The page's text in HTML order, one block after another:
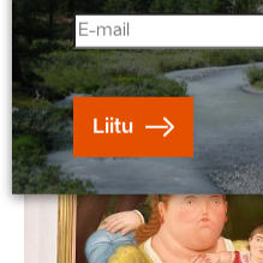
Liitu